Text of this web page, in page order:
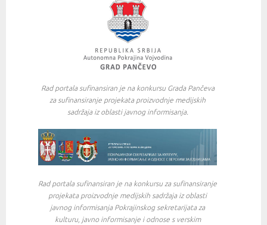
Rad portala sufinansiran je na konkursu Grada Pančeva
za sufinansiranje projekata proizvodnje medijskih
sadržaja iz oblasti javnog informisanja.
Rad portala sufinansiran je na konkursu za sufinansiranje
projekata proizvodnje medijskih sadržaja iz oblasti
javnog informisanja Pokrajinskog sekretarijata za
kulturu, javno informisanje i odnose s verskim